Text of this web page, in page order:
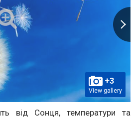
+3
View gallery
від Сонця, температури та